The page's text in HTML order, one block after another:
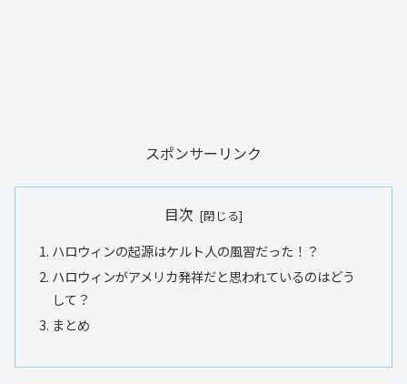
スポンサーリンク
目次
ハロウィンの起源はケルト人の風習だった！？
ハロウィンがアメリカ発祥だと思われているのはどう
して？
まとめ